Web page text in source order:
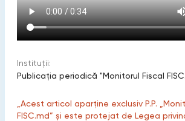
Instituții:
Publicaţia periodică "Monitorul Fiscal
„Acest articol aparține exclusiv P.P.
FISC.md” și este protejat de Legea